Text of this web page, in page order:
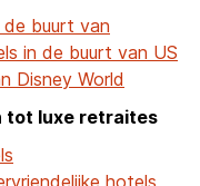
buurt van
in de buurt van US
Disney World
tot luxe retraites
hotels